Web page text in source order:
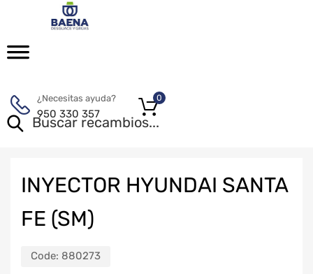
¿Necesitas ayuda?
950 330 357
0
INYECTOR HYUNDAI SANTA
FE (SM)
Code: 880273